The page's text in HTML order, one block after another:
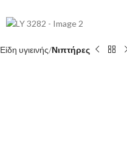
Είδη υγιεινής Νιπτήρες